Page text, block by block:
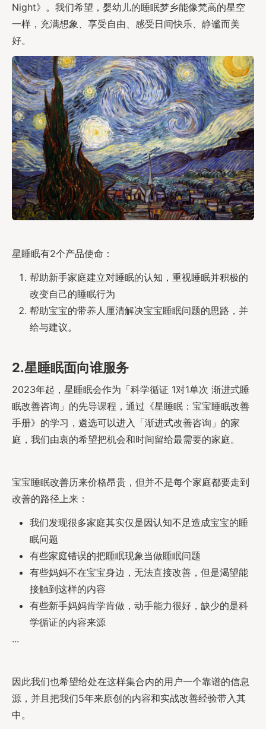
Night》。我们希望，婴幼儿的睡眠梦乡能像梵高的星空
一样，充满想象、享受自由、感受日间快乐、静谧而美
好。
星睡眠有2个产品使命：
帮助新手家庭建立对睡眠的认知，重视睡眠并积极的
改变自己的睡眠行为
帮助宝宝的带养人厘清解决宝宝睡眠问题的思路，并
给与建议。
2.星睡眠面向谁服务
2023年起，星睡眠会作为「科学循证 1对1单次 渐进式睡
眠改善咨询」的先导课程，通过《星睡眠：宝宝睡眠改善
手册》的学习，遴选可以进入「渐进式改善咨询」的家
庭，我们由衷的希望把机会和时间留给最需要的家庭。
宝宝睡眠改善历来价格昂贵，但并不是每个家庭都要走到
改善的路径上来：
我们发现很多家庭其实仅是因认知不足造成宝宝的睡
眠问题
有些家庭错误的把睡眠现象当做睡眠问题
有些妈妈不在宝宝身边，无法直接改善，但是渴望能
接触到这样的内容
有些新手妈妈肯学肯做，动手能力很好，缺少的是科
学循证的内容来源
...
因此我们也希望给处在这样集合内的用户一个靠谱的信息
源，并且把我们5年来原创的内容和实战改善经验带入其
中。